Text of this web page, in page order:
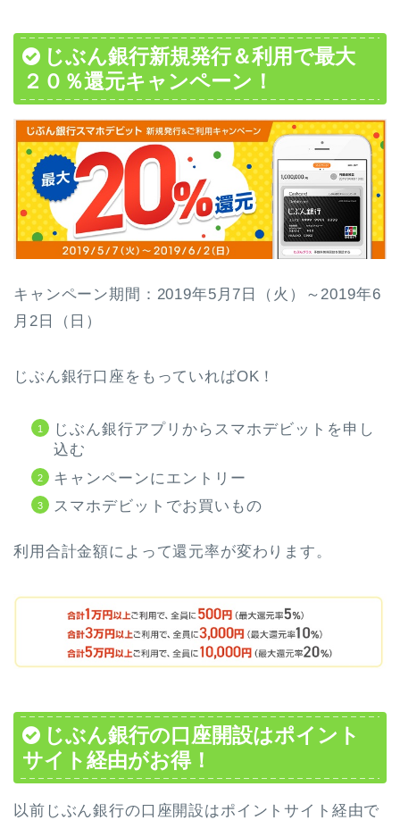
じぶん銀行新規発行＆利用で最大
２０％還元キャンペーン！
キャンペーン期間：2019年5月7日（火）～2019年6
月2日（日）
じぶん銀行口座をもっていればOK！
じぶん銀行アプリからスマホデビットを申し
込む
キャンペーンにエントリー
スマホデビットでお買いもの
利用合計金額によって還元率が変わります。
じぶん銀行の口座開設はポイント
サイト経由がお得！
以前じぶん銀行の口座開設はポイントサイト経由で